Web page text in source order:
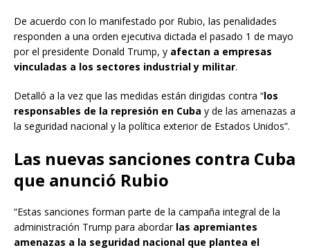
De acuerdo con lo manifestado por Rubio, las penalidades
responden a una orden ejecutiva dictada el pasado 1 de mayo
por el presidente Donald Trump, y afectan a empresas
vinculadas a los sectores industrial y militar.
Detalló a la vez que las medidas están dirigidas contra “los
responsables de la represión en Cuba y de las amenazas a
la seguridad nacional y la política exterior de Estados Unidos”.
Las nuevas sanciones contra Cuba
que anunció Rubio
“Estas sanciones forman parte de la campaña integral de la
administración Trump para abordar las apremiantes
amenazas a la seguridad nacional que plantea el